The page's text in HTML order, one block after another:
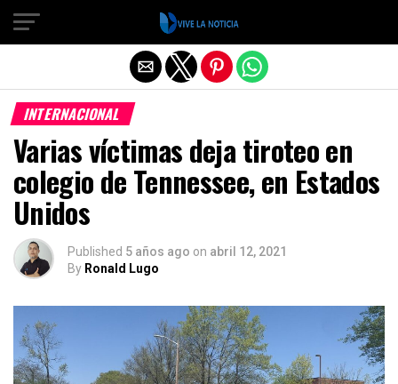
INTERNACIONAL
Varias víctimas deja tiroteo en
colegio de Tennessee, en Estados
Unidos
Published 5 años ago on abril 12, 2021
By Ronald Lugo
Salir de la versión móvil